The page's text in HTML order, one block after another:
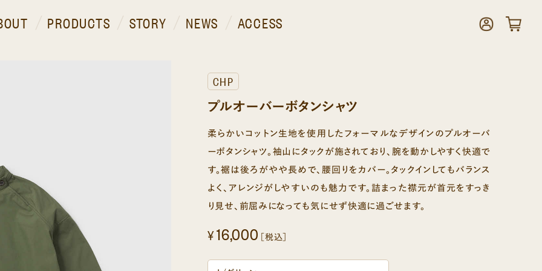
PRODUCTS STORY NEWS ACCESS
CHP
プルオーバーボタンシャツ
柔らかいコットン生地を使用したフォーマルなデザインのプルオーバ
ーボタンシャツ。袖山にタックが施されており、腕を動かしやすく快適で
す。裾は後ろがやや長めで、腰回りをカバー。タックインしてもバランス
よく、アレンジがしやすいのも魅力です。詰まった襟元が首元をすっき
り見せ、前屈みになっても気にせず快適に過ごせます。
¥16,000 ［税込］